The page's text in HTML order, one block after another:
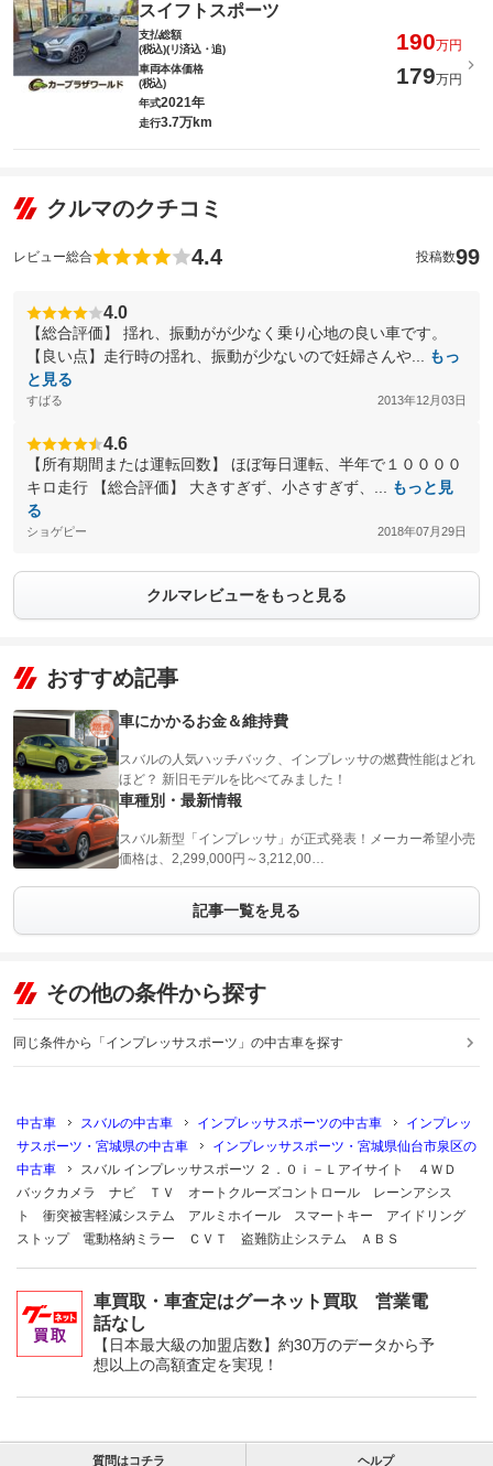
スイフトスポーツ
支払総額
(税込)(リ済込・追)
190万円
車両本体価格
(税込)
179万円
年式2021年
走行3.7万km
クルマのクチコミ
レビュー総合 4.4 投稿数99
4.0
【総合評価】 揺れ、振動がが少なく乗り心地の良い車です。
【良い点】走行時の揺れ、振動が少ないので妊婦さんや...
もっ
と見る
すばる 2013年12月03日
4.6
【所有期間または運転回数】 ほぼ毎日運転、半年で１００００
キロ走行 【総合評価】 大きすぎず、小さすぎず、...
もっと見
る
ショゲピー 2018年07月29日
クルマレビューをもっと見る
おすすめ記事
車にかかるお金＆維持費
スバルの人気ハッチバック、インプレッサの燃費性能はどれ
ほど？ 新旧モデルを比べてみました！
車種別・最新情報
スバル新型「インプレッサ」が正式発表！メーカー希望小売
価格は、2,299,000円～3,212,00…
記事一覧を見る
その他の条件から探す
同じ条件から「インプレッサスポーツ」の中古車を探す
中古車 スバルの中古車 インプレッサスポーツの中古車
インプレッ
サスポーツ・宮城県の中古車
インプレッサスポーツ・宮城県仙台市泉区の
中古車
スバル インプレッサスポーツ ２．０ｉ－Ｌアイサイト ４ＷＤ
バックカメラ ナビ ＴＶ オートクルーズコントロール レーンアシス
ト 衝突被害軽減システム アルミホイール スマートキー アイドリング
ストップ 電動格納ミラー ＣＶＴ 盗難防止システム ＡＢＳ
車買取・車査定はグーネット買取 営業電
話なし
【日本最大級の加盟店数】約30万のデータから予
想以上の高額査定を実現！
質問はコチラ ヘルプ